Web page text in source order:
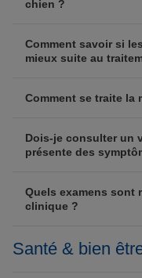
chien ?
Comment savoir si
mieux suite au
Comment se traite la
Dois-je consulter un
présente des
Quels examens sont
clinique ?
Santé & bien